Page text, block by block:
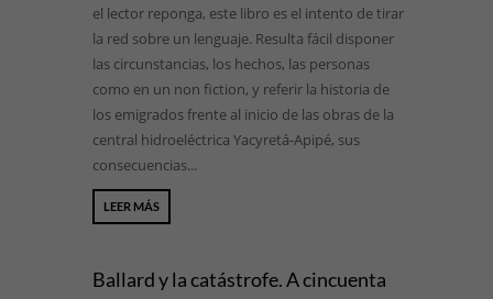
el lector reponga, este libro es el intento de tirar
la red sobre un lenguaje. Resulta fácil disponer
las circunstancias, los hechos, las personas
como en un non fiction, y referir la historia de
los emigrados frente al inicio de las obras de la
central hidroeléctrica Yacyretá-Apipé, sus
consecuencias...
LEER MÁS
Ballard y la catástrofe. A cincuenta